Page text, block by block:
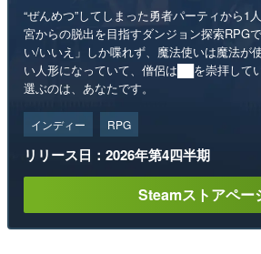
“ぜんめつ”してしまった勇者パーティから1
宮からの脱出を目指すダンジョン探索RPG
い/いいえ」しか喋れず、魔法使いは魔法が
い人形になっていて、僧侶は██を崇拝して
選ぶのは、あなたです。
インディー RPG
リリース日：2026年第4四半期
Steamストアペー